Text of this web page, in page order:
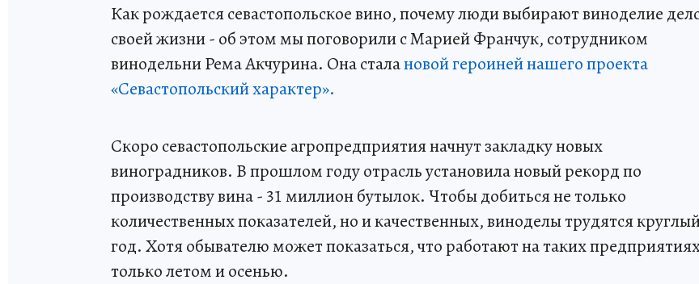
Как рождается севастопольское вино, почему люди выбирают виноделие
своей жизни - об этом мы поговорили с Марией Франчук, сотрудником
винодельни Рема Акчурина. Она сталановой героиней нашего проекта
«Севастопольский характер».
Скоро севастопольские агропредприятия начнут закладку новых
виноградников. В прошлом году отрасль установила новый рекорд по
производству вина - 31 миллион бутылок. Чтобы добиться не только
количественных показателей, но и качественных, виноделы трудятся
год. Хотя обывателю может показаться, что работают на таких
только летом и осенью.